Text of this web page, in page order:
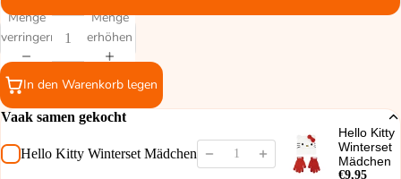
Menge
verringern
Menge
erhöhen
In den Warenkorb legen
Vaak samen gekocht
Hello Kitty Winterset Mädchen
Hello Kitty
Winterset
Mädchen
€9,95